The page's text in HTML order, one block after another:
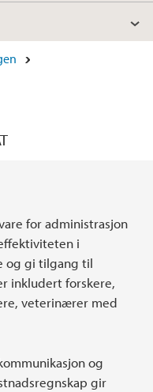
for administrasjon
i
og gi tilgang til
inkludert forskere,
veterinærer med
og
gir